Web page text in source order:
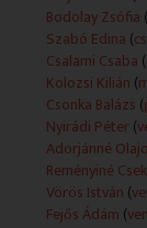
praktikákkal,
azok
- Drágulás -
- A
- Csillogó
motívumokkal
- Ez állati! -
- Nekünk az
és szeretnek
- Az idén
Bodolay Zsófia (
Szabó Edina (
Csalami Csaba (
Kolozsi Kilián (
Csonka Balázs (
Nyirádi Péter(
Adorjánné
Reményiné
Vörös István (
Fejős Ádám (